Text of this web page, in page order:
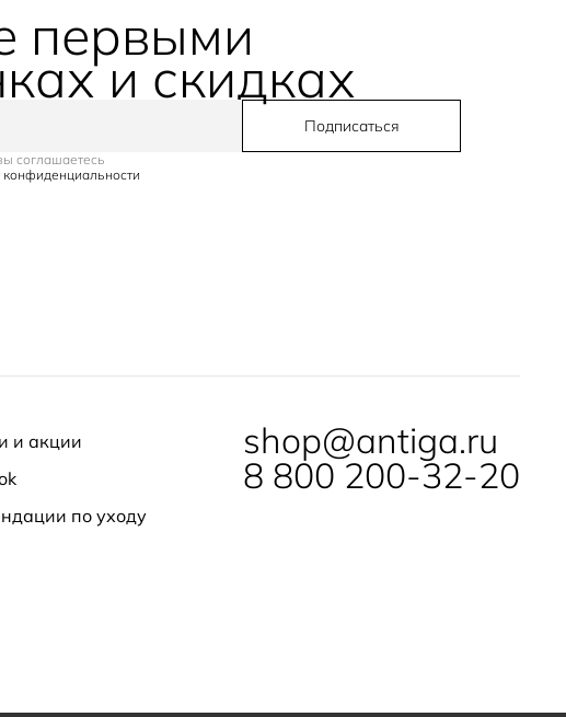
первыми
и скидках
Подписаться
соглашаетесь
конфиденциальности
и акции
по уходу
shop@antiga.ru
8 800 200-32-20